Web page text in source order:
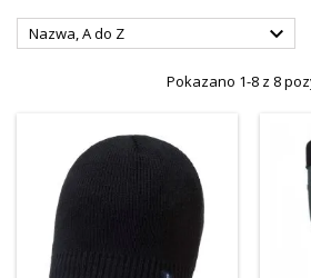
Nazwa, A do Z 
Pokazano 1-8 z 8